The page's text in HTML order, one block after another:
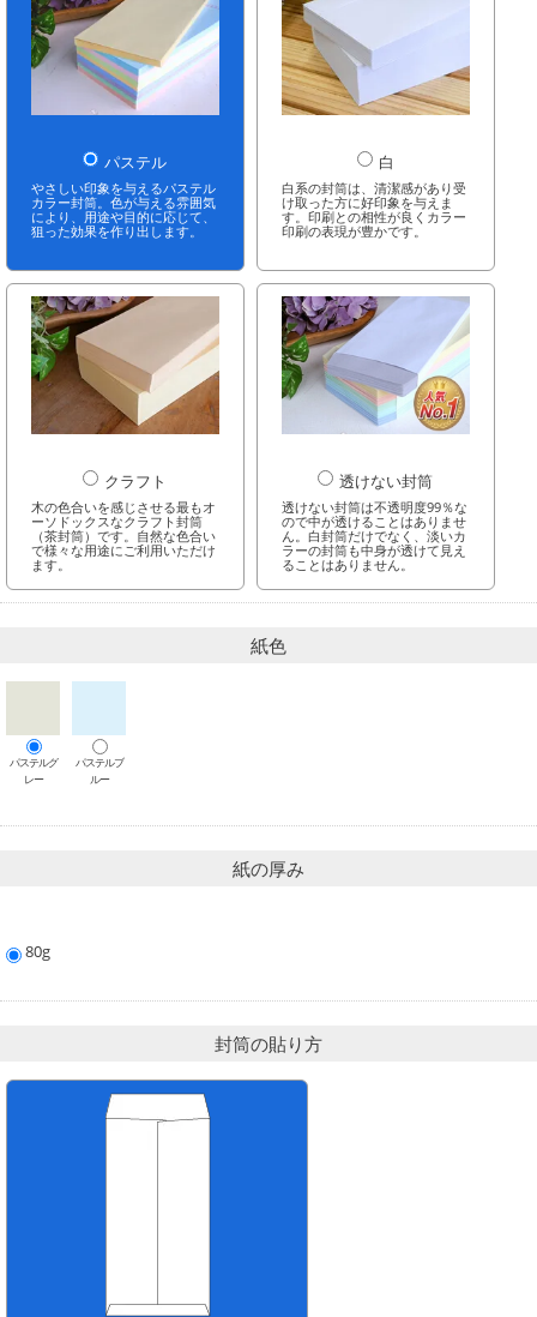
パステル
やさしい印象を与えるパステル
カラー封筒。色が与える雰囲気
により、用途や目的に応じて、
狙った効果を作り出します。
白
白系の封筒は、清潔感があり受
け取った方に好印象を与えま
す。印刷との相性が良くカラー
印刷の表現が豊かです。
クラフト
木の色合いを感じさせる最もオ
ーソドックスなクラフト封筒
（茶封筒）です。自然な色合い
で様々な用途にご利用いただけ
ます。
透けない封筒
透けない封筒は不透明度99％な
ので中が透けることはありませ
ん。白封筒だけでなく、淡いカ
ラーの封筒も中身が透けて見え
ることはありません。
紙色
パステルグ
レー
パステルブ
ルー
紙の厚み
80g
封筒の貼り方